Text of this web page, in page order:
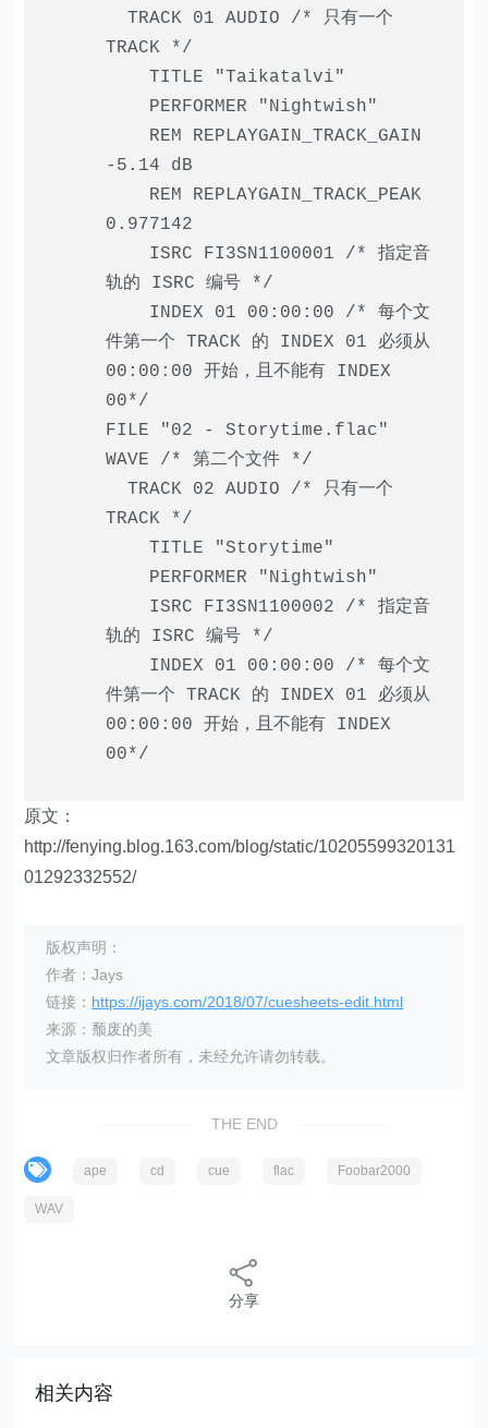
TRACK 01 AUDIO /* 只有一个
TRACK */
TITLE "Taikatalvi"
PERFORMER "Nightwish"
REM REPLAYGAIN_TRACK_GAIN
- 5.14 dB
REM REPLAYGAIN_TRACK_PEAK
0.977142
ISRC FI3SN1100001 /* 指定音
轨的 ISRC 编号 */
INDEX 01 00 : 00 : 00
/* 每个文
件第一个 TRACK 的 INDEX 01 必须从
00:00:00 开始，且不能有 INDEX
00*/
FILE "02 - Storytime.flac"
WAVE
/* 第二个文件 */
TRACK 02 AUDIO
/* 只有一个
TRACK */
TITLE "Storytime"
PERFORMER "Nightwish"
ISRC FI3SN1100002
/* 指定音
轨的 ISRC 编号 */
INDEX 01 00 : 00 : 00
/* 每个文
件第一个 TRACK 的 INDEX 01 必须从
00:00:00 开始，且不能有 INDEX
00*/
原文：
http://fenying.blog.163.com/blog/static/10205599320131
01292332552/
版权声明：
作者：Jays
链接： https://ijays.com/2018/07/cuesheets-edit.html
来源：颓废的美
文章版权归作者所有，未经允许请勿转载。
THE END
ape cd cue flac Foobar2000
WAV
分享
相关内容